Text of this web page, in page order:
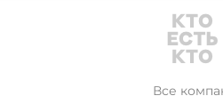
Все